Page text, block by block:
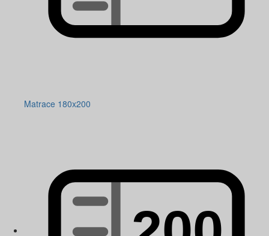
Matrace 180x200